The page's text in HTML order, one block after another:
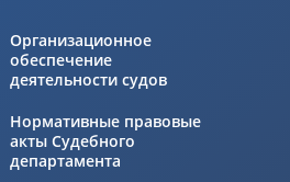
Организационное
обеспечение
деятельности судов
Нормативные правовые
акты Судебного
департамента